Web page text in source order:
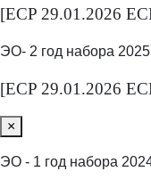
[ECP 29.01.2026
ЭО- 2 год набора 2025
[ECP 29.01.2026
×
ЭО - 1 год набора